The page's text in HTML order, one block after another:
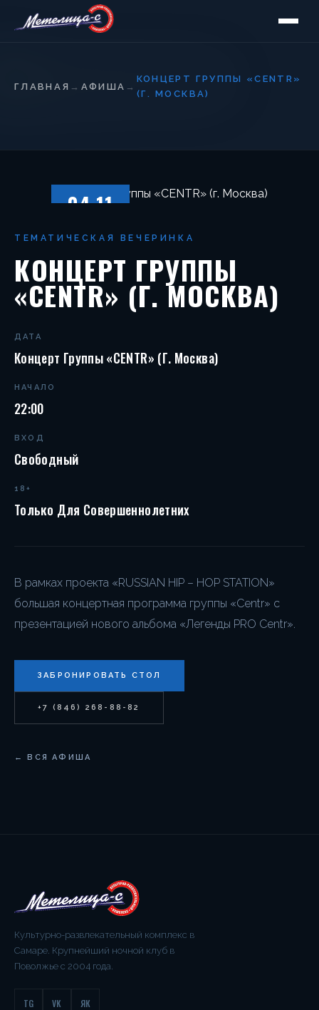
ГЛАВНАЯ → АФИША →
КОНЦЕРТ ГРУППЫ «CENTR»
(Г. МОСКВА)
04.11
ТЕМАТИЧЕСКАЯ ВЕЧЕРИНКА
КОНЦЕРТ ГРУППЫ
«CENTR» (Г. МОСКВА)
ДАТА
Концерт Группы «CENTR» (г. Москва)
НАЧАЛО
22:00
ВХОД
Свободный
18+
Только Для Совершеннолетних
В рамках проекта «RUSSIAN HIP – HOP STATION»
большая концертная программа группы «Centr» с
презентацией нового альбома «Легенды PRO Centr».
ЗАБРОНИРОВАТЬ СТОЛ
+7 (846) 268-88-82
← ВСЯ АФИША
Культурно-развлекательный комплекс в
Самаре. Крупнейший ночной клуб в
Поволжье с 2004 года.
TG VK ЯК